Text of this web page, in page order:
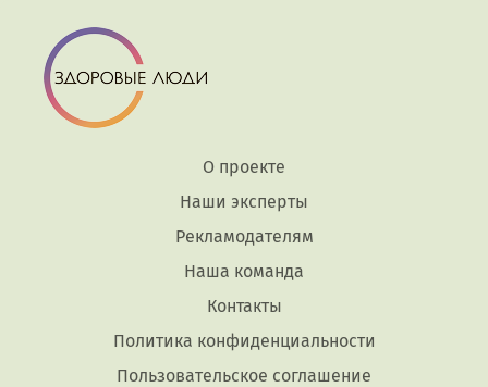
О проекте
Наши эксперты
Рекламодателям
Наша команда
Контакты
Политика конфиденциальности
Пользовательское соглашение